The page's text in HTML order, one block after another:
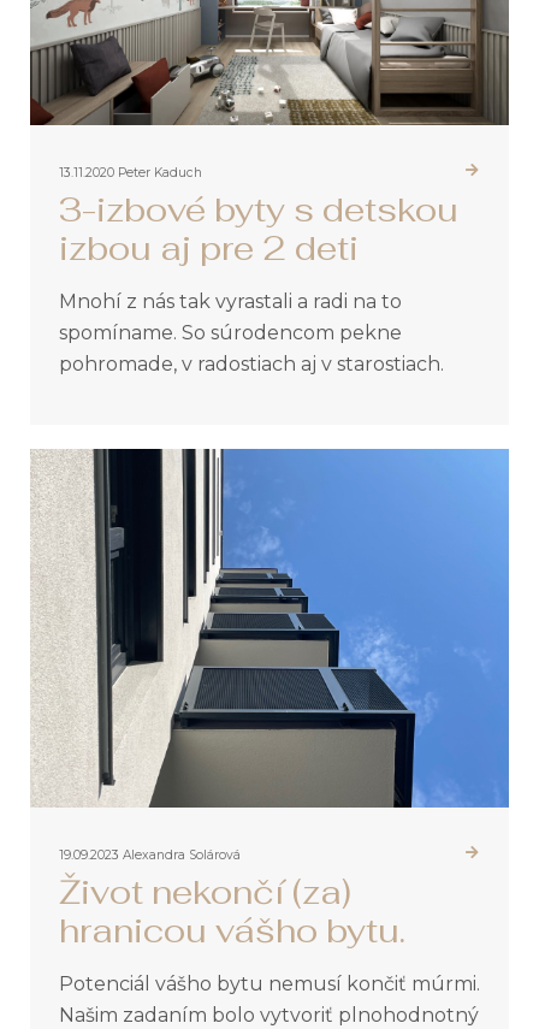
13.11.2020 Peter Kaduch
3-izbové byty s detskou
izbou aj pre 2 deti
Mnohí z nás tak vyrastali a radi na to
spomíname. So súrodencom pekne
pohromade, v radostiach aj v starostiach.
19.09.2023 Alexandra Solárová
Život nekončí (za)
hranicou vášho bytu.
Potenciál vášho bytu nemusí končiť múrmi.
Našim zadaním bolo vytvoriť plnohodnotný